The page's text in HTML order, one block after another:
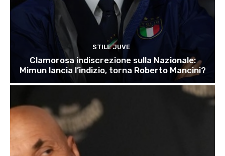
STILE JUVE
Clamorosa indiscrezione sulla Nazionale:
Mimun lancia l’indizio, torna Roberto Mancini?